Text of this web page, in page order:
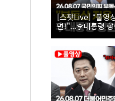
[스팟Live] *풀영
면!"...李대통령 향
| 26.08.07 국민의
위원회 전체회의